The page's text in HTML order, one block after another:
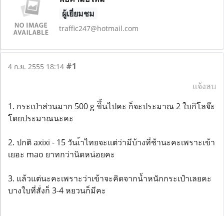
ผู้เยี่ยมชม
traffic247@hotmail.com
4 ก.ย. 2555 18:14 #1
แจ้งลบ
1. กระเป่าส่วนมาก 500 g ขิึ้นไปคะ ก็จะประมาณ 2 ใบกิโลจ๊ะ
โดยประมาณนะคะ
2. ปกติ axixi - 15 วันเ้าไทยจะแต่ว่ามีบ้างที่ช้านะคะเพราะเข้า
เยอะ mao ยาทกว่านิดหน่อยคะ
3. แล้วแต่นะคะเพราะว่าเข้าจะคิดจากน้ำหนักกระเป๋าเลยคะ
บางใบที่สั่งก็ 3-4 หยวนก็มีคะ